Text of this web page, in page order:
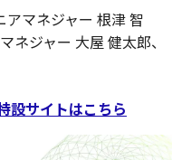
マネジャー 根津 智
ネジャー 大屋 健太郎、
設サイトはこちら